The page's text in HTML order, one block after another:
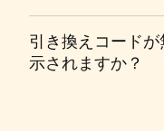
引き換えコード
示されますか？